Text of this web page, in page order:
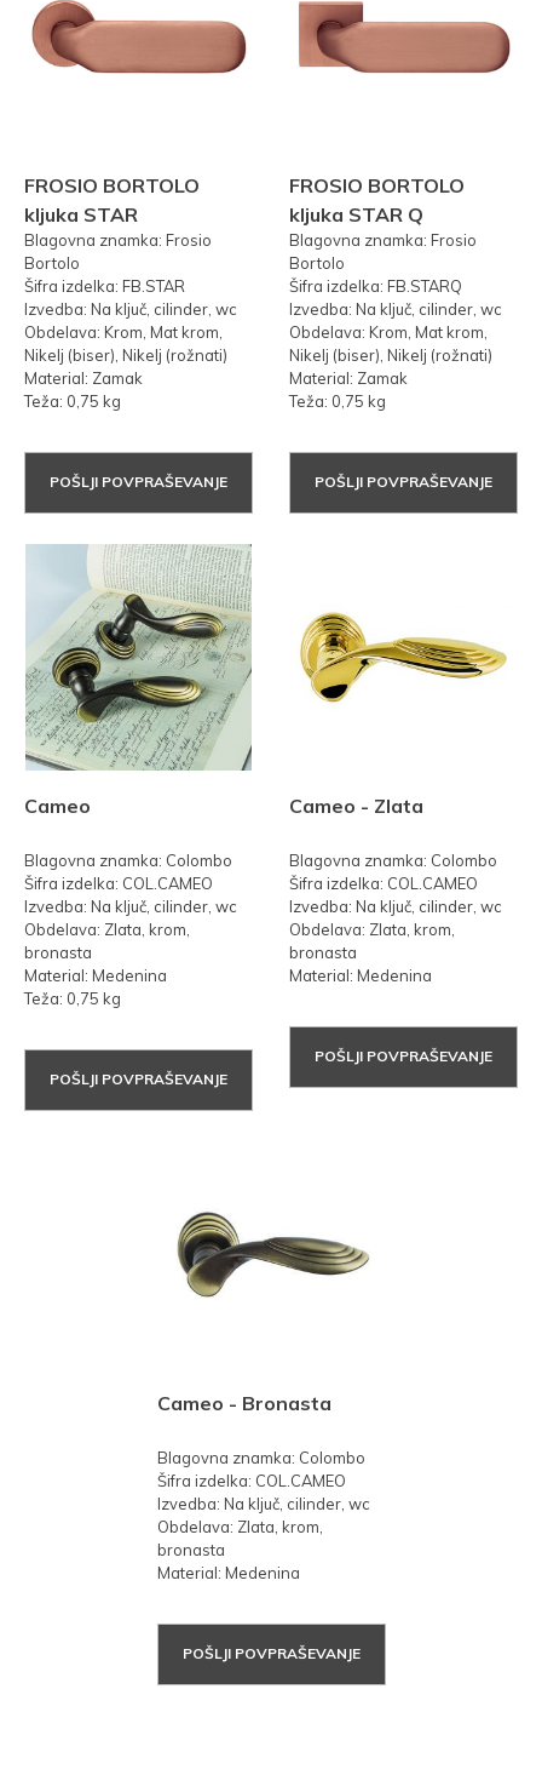
FROSIO BORTOLO
kljuka STAR
Blagovna znamka: Frosio
Bortolo
Šifra izdelka: FB.STAR
Izvedba: Na ključ, cilinder, wc
Obdelava: Krom, Mat krom,
Nikelj (biser), Nikelj (rožnati)
Material: Zamak
Teža: 0,75 kg
POŠLJI POVPRAŠEVANJE
FROSIO BORTOLO
kljuka STAR Q
Blagovna znamka: Frosio
Bortolo
Šifra izdelka: FB.STARQ
Izvedba: Na ključ, cilinder, wc
Obdelava: Krom, Mat krom,
Nikelj (biser), Nikelj (rožnati)
Material: Zamak
Teža: 0,75 kg
POŠLJI POVPRAŠEVANJE
Cameo
Blagovna znamka: Colombo
Šifra izdelka: COL.CAMEO
Izvedba: Na ključ, cilinder, wc
Obdelava: Zlata, krom,
bronasta
Material: Medenina
Teža: 0,75 kg
POŠLJI POVPRAŠEVANJE
Cameo - Zlata
Blagovna znamka: Colombo
Šifra izdelka: COL.CAMEO
Izvedba: Na ključ, cilinder, wc
Obdelava: Zlata, krom,
bronasta
Material: Medenina
POŠLJI POVPRAŠEVANJE
Cameo - Bronasta
Blagovna znamka: Colombo
Šifra izdelka: COL.CAMEO
Izvedba: Na ključ, cilinder, wc
Obdelava: Zlata, krom,
bronasta
Material: Medenina
POŠLJI POVPRAŠEVANJE